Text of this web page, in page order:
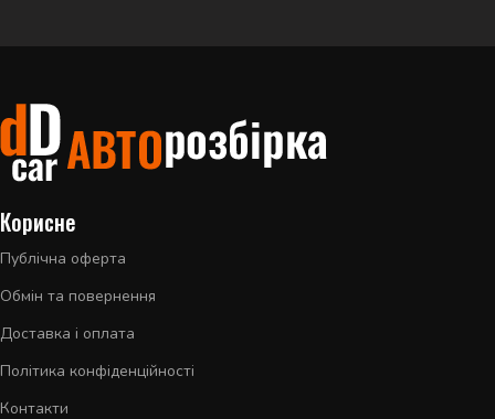
Корисне
Публічна оферта
Обмін та повернення
Доставка і оплата
Політика конфіденційності
Контакти